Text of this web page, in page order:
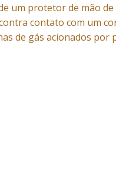
um protetor de mão
contato com um
de gás acionados por